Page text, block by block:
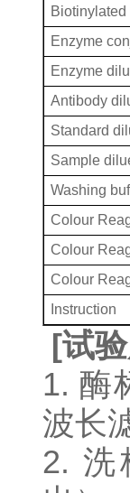
Enzyme
Enzyme
Antibody
Standard
Sample
Washing
Colour
Colour
Colour
Instruction
[试
1. 酶
波长
2. 洗